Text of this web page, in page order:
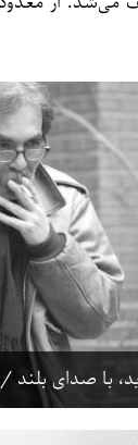
با صدای بلند